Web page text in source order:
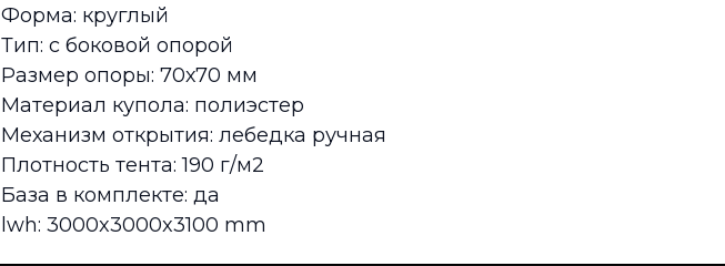
Форма: круглый
Тип: с боковой опорой
Размер опоры: 70х70 мм
Материал купола: полиэстер
Механизм открытия: лебедка ручная
Плотность тента: 190 г/м2
База в комплекте: да
lwh: 3000x3000x3100 mm